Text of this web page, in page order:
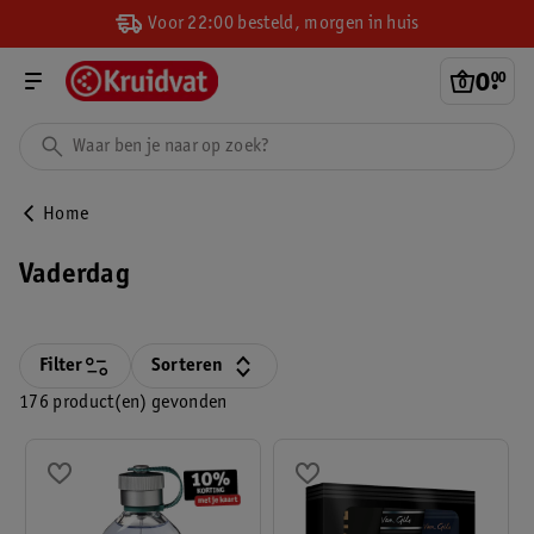
Voor 22:00 besteld, morgen in huis
0.
00
Home
Vaderdag
176 product(en) gevonden
Filter Sorteren